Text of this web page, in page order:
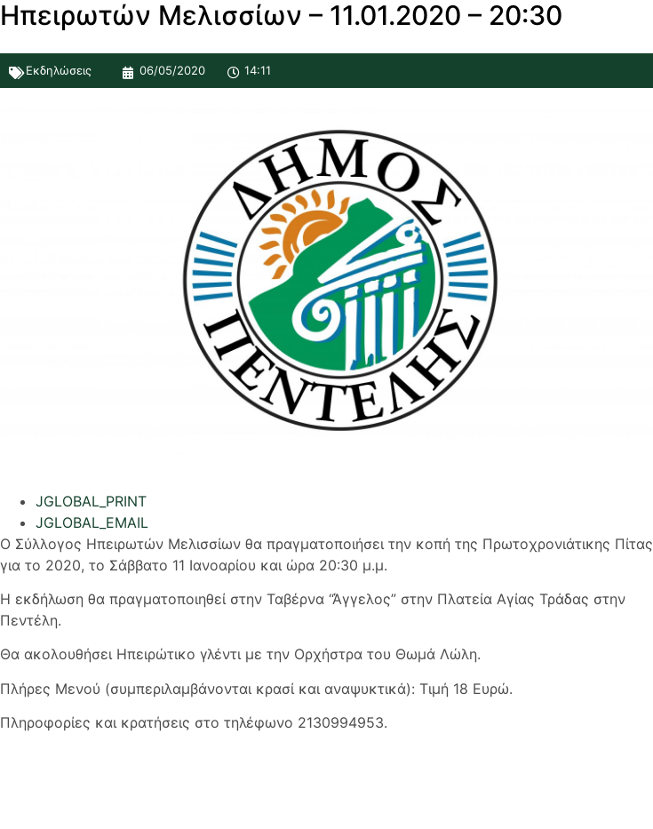
Ηπειρωτών Μελισσίων – 11.01.2020 – 20:30
Εκδηλώσεις 06/05/2020 14:11
JGLOBAL_PRINT
JGLOBAL_EMAIL
Ο Σύλλογος Ηπειρωτών Μελισσίων θα πραγματοποιήσει την κοπή της Πρωτοχρονιάτικης Πίτας
για το 2020, το Σάββατο 11 Ιανοαρίου και ώρα 20:30 μ.μ.
Η εκδήλωση θα πραγματοποιηθεί στην Ταβέρνα “Άγγελος” στην Πλατεία Αγίας Τράδας στην
Πεντέλη.
Θα ακολουθήσει Ηπειρώτικο γλέντι με την Ορχήστρα του Θωμά Λώλη.
Πλήρες Μενού (συμπεριλαμβάνονται κρασί και αναψυκτικά): Τιμή 18 Ευρώ.
Πληροφορίες και κρατήσεις στο τηλέφωνο 2130994953.